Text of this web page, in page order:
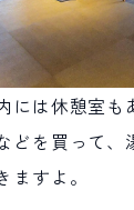
には休憩室
どを買って、
ますよ。